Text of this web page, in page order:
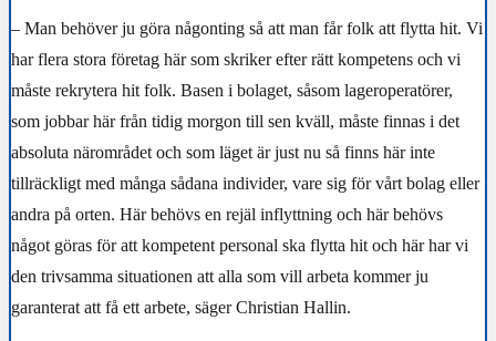
– Man behöver ju göra någonting så att man får folk att flytta hit. Vi
har flera stora företag här som skriker efter rätt kompetens och vi
måste rekrytera hit folk. Basen i bolaget, såsom lageroperatörer,
som jobbar här från tidig morgon till sen kväll, måste finnas i det
absoluta närområdet och som läget är just nu så finns här inte
tillräckligt med många sådana individer, vare sig för vårt bolag eller
andra på orten. Här behövs en rejäl inflyttning och här behövs
något göras för att kompetent personal ska flytta hit och här har vi
den trivsamma situationen att alla som vill arbeta kommer ju
garanterat att få ett arbete, säger Christian Hallin.